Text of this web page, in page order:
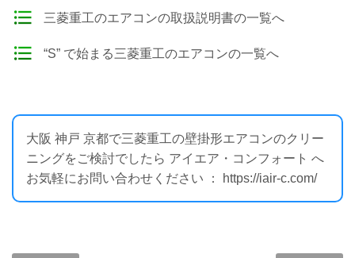
三菱重工のエアコンの取扱説明書の一覧へ
“S” で始まる三菱重工のエアコンの一覧へ
大阪 神戸 京都で三菱重工の壁掛形エアコンのクリー
ニングをご検討でしたら アイエア・コンフォート へ
お気軽にお問い合わせください ： https://iair-c.com/